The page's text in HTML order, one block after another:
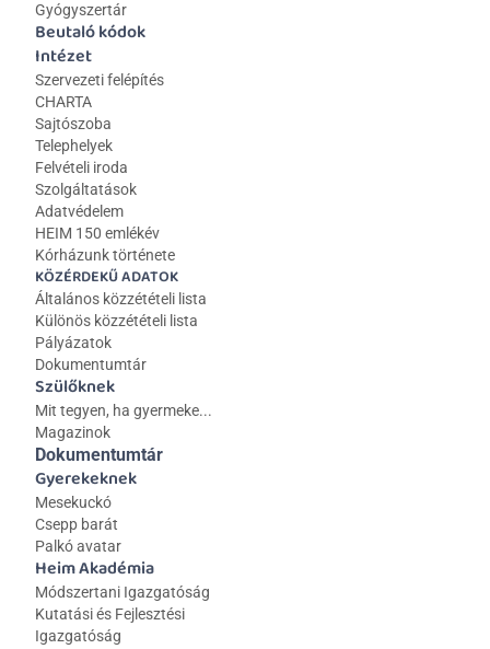
Gyógyszertár
Beutaló kódok
Intézet
Szervezeti felépítés
CHARTA
Sajtószoba
Telephelyek
Felvételi iroda
Szolgáltatások
Adatvédelem
HEIM 150 emlékév
Kórházunk története
KÖZÉRDEKŰ ADATOK
Általános közzétételi lista
Különös közzétételi lista
Pályázatok
Dokumentumtár
Szülőknek
Mit tegyen, ha gyermeke...
Magazinok
Gyerekeknek
Mesekuckó
Csepp barát
Palkó avatar
Heim Akadémia
Módszertani Igazgatóság
Kutatási és Fejlesztési
Igazgatóság
Dokumentumtár